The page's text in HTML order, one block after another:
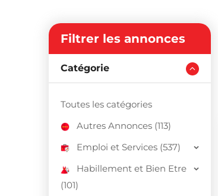
Filtrer les annonces
Catégorie
Toutes les catégories
Autres Annonces (113)
Emploi et Services (537)
Habillement et Bien Etre
(101)